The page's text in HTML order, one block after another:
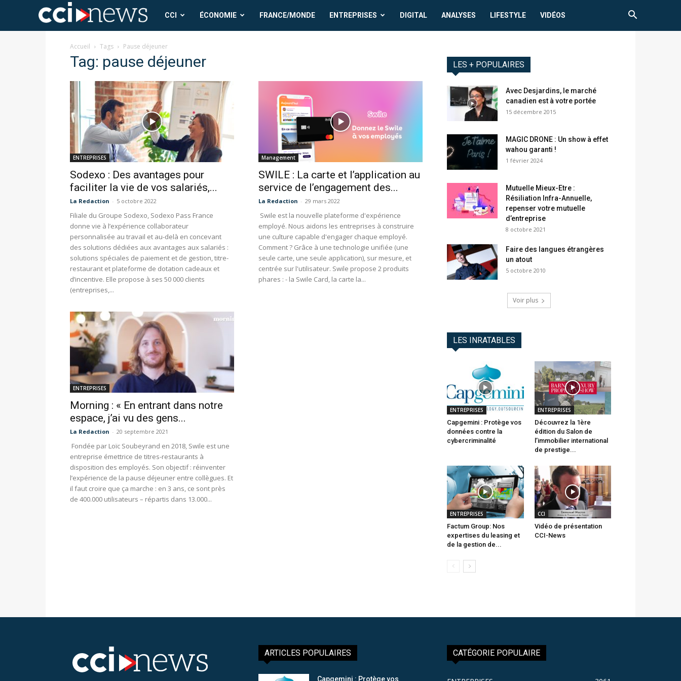
CCI
News
CCI ÉCONOMIE FRANCE/MONDE ENTREPRISES DIGITAL ANALYSES LIFESTYLE VIDÉOS
Accueil Tags Pause déjeuner
Tag: pause déjeuner
ENTREPRISES
Sodexo : Des avantages pour
faciliter la vie de vos salariés,...
La Redaction - 5 octobre 2022
Filiale du Groupe Sodexo, Sodexo Pass France
donne vie à l’expérience collaborateur
personnalisée au travail et au-delà en concevant
des solutions dédiées aux avantages aux salariés :
solutions spéciales de paiement et de gestion, titre-
restaurant et plateforme de dotation cadeaux et
d’incentive. Elle propose à ses 50 000 clients
(entreprises,...
Management
SWILE : La carte et l’application au
service de l’engagement des...
La Redaction - 29 mars 2022
Swile est la nouvelle plateforme d'expérience
employé. Nous aidons les entreprises à construire
une culture capable d'engager chaque employé.
Comment ? Grâce à une technologie unifiée (une
seule carte, une seule application), sur mesure, et
centrée sur l'utilisateur. Swile propose 2 produits
phares : - la Swile Card, la carte la...
ENTREPRISES
Morning : « En entrant dans notre
espace, j’ai vu des gens...
La Redaction - 20 septembre 2021
Fondée par Loïc Soubeyrand en 2018, Swile est une
entreprise émettrice de titres-restaurants à
disposition des employés. Son objectif : réinventer
l’expérience de la pause déjeuner entre collègues. Et
il faut croire que ça marche : en 3 ans, ce sont près
de 400.000 utilisateurs – répartis dans 13.000...
LES + POPULAIRES
Avec Desjardins, le marché
canadien est à votre portée
15 décembre 2015
MAGIC DRONE : Un show à effet
wahou garanti !
1 février 2024
Mutuelle Mieux-Etre :
Résiliation Infra-Annuelle,
repenser votre mutuelle
d’entreprise
8 octobre 2021
Faire des langues étrangères
un atout
5 octobre 2010
Voir plus
LES INRATABLES
ENTREPRISES
Capgemini : Protège vos
données contre la
cybercriminalité
ENTREPRISES
Découvrez la 1ère
édition du Salon de
l’immobilier international
de prestige...
ENTREPRISES
Factum Group: Nos
expertises du leasing et
de la gestion de...
CCI
Vidéo de présentation
CCI-News
ARTICLES POPULAIRES
Capgemini : Protège vos
CATÉGORIE POPULAIRE